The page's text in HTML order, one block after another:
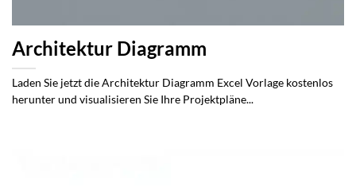
Architektur Diagramm
Laden Sie jetzt die Architektur Diagramm Excel Vorlage kostenlos
herunter und visualisieren Sie Ihre Projektpläne...